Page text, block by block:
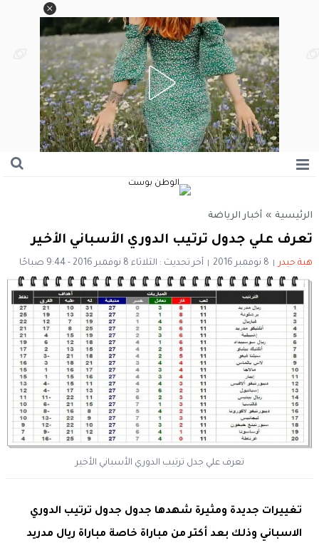
الرئيسية » أخبار الرياضة
تعرف علي جدول ترتيب الدوري الأسباني الأخير
هبة حيدر 8 نوفمبر 2016 آخر تحديث : الثلاثاء 8 نوفمبر 2016 - 9:44 صباحًا
تعرف علي جدل ترتيب الدوري الأسباني الأخير
تغييرات جديدة ومثيرة شهدها جدول جدول ترتيب الدوري
الاسباني وذلك بعد أكتر من مباراة خاصة مباراة ريال مدريد